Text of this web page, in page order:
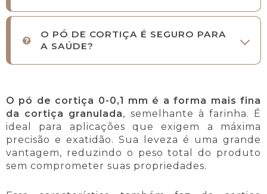
O PÓ DE CORTIÇA É SEGURO PARA
A SAÚDE?
O pó de cortiça 0-0,1 mm é a forma mais fina
da cortiça granulada, semelhante à farinha. É
ideal para aplicações que exigem a máxima
precisão e exatidão. Sua leveza é uma grande
vantagem, reduzindo o peso total do produto
sem comprometer suas propriedades.